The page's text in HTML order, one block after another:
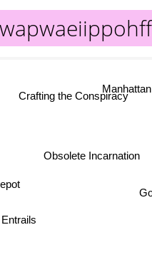
Obsolete Incarnation
Crafting the Conspiracy
Manhattan